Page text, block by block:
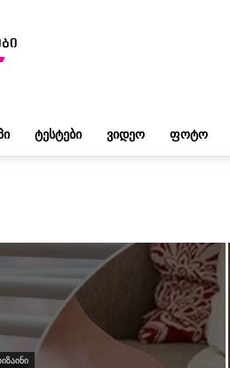
ᲢᲔᲡᲢᲔᲑᲘ ᲕᲘᲓᲔᲝ ᲤᲝᲢᲝ